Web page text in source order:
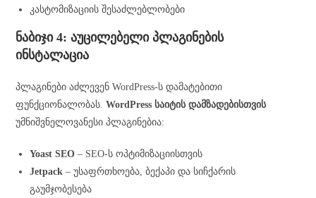
კასტომიზაციის შესაძლებლობები
ნაბიჯი 4: აუცილებელი პლაგინების
ინსტალაცია
პლაგინები აძლევენ WordPress-ს დამატებითი
ფუნქციონალობას.WordPress საიტის დამზადებისთვის
უმნიშვნელოვანესი პლაგინებია:
Yoast SEO – SEO-ს ოპტიმიზაციისთვის
Jetpack – უსაფრთხოება, ბექაპი და სიჩქარის
გაუმჯობესება